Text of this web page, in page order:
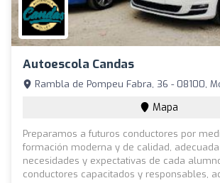
Autoescola Candas
Rambla de Pompeu Fabra, 36 - 08100,
Mapa
Preparamos a futuros conductores por
formación moderna y de calidad,
necesidades y expectativas de cada
conductores capacitados y responsables,